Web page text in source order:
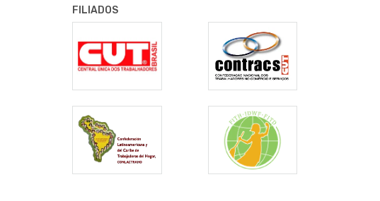
FILIADOS